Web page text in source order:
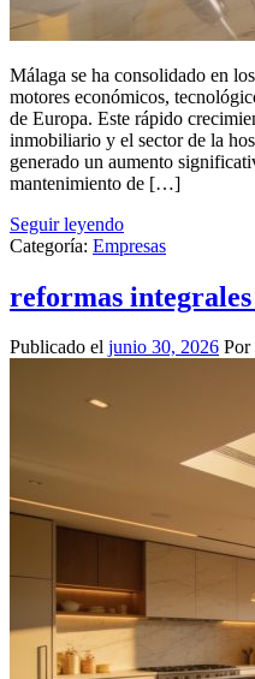
Málaga se ha consolidado en
motores económicos,
de Europa. Este rápido
inmobiliario y el sector de la
generado un aumento
mantenimiento de […]
Seguir leyendo
Categoría: Empresas
reformas
Publicado el junio 30, 2026 Por